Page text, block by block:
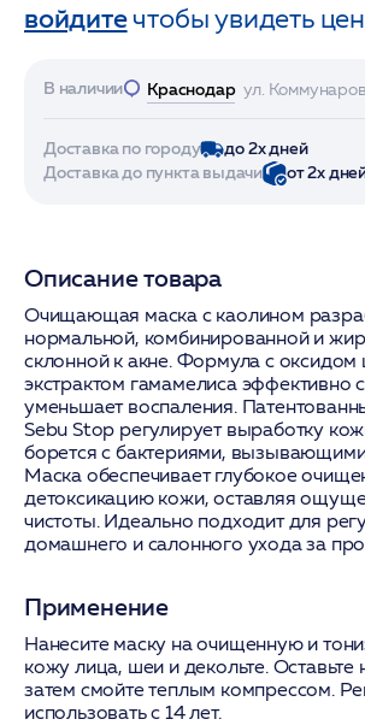
войдитечтобы увидеть
В наличии Краснодар ул.
Доставка по городу
до 2х дней
Доставка до пункта выдачи
от 2х
Описание товара
Очищающая маска с каолином
нормальной, комбинированной и
склонной к акне. Формула с оксидом
экстрактом гамамелиса эффективно
уменьшает воспаления.
Sebu Stop регулирует выработку
борется с бактериями,
Маска обеспечивает глубокое
детоксикацию кожи, оставляя
чистоты. Идеально подходит для
домашнего и салонного ухода за
Применение
Нанесите маску на очищенную и
кожу лица, шеи и декольте. Оставьте
затем смойте теплым компрессом.
использовать с 14 лет.